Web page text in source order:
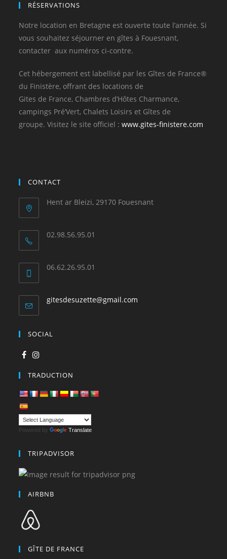
RÉSERVATIONS
Notre location en Bretagne est ouverte toute l’année. Si
vous souhaitez séjourner en gîtes à Fouesnant,
contacter aux numéros ci-contre.
Cet hébergement est labellisé par les Gîtes de France®
du Finistère, offrant des locations de
Gites de France, Chambres d’Hôtes Charmance,
campings Pré’Vert, Chalets Loisirs et Gîtes de
groupe. Visitez le site officiel :www.gites-finistere.com
CONTACT
Hent ar Bleizi, 29170 Fouesnant
02.98.56.95.01
06.62.26.95.01
gitesdesuzette@gmail.com
SOCIAL
TRADUCTION
Powered by Translate
TRIPADVISOR
AIRBNB
GÎTE DE FRANCE